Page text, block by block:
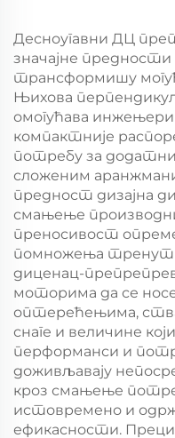
Десноугавни ДЦ
значајне
трансформишу
Њихова
омогућава
компактније
потребу за
сложеним
предност дизајна
смањење
преносивост
помножења
диценац-
моторима да се носе
оптерећењима,
снаге и величине
перформанси и
доживљавају
кроз смањење
истовремено и
ефикасности.